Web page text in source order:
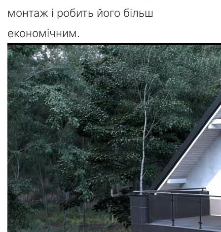
монтаж і робить його більш
економічним.